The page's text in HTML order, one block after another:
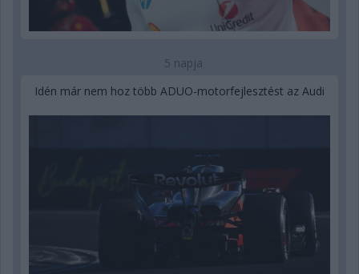
5 napja
Idén már nem hoz több ADUO-motorfejlesztést az Audi